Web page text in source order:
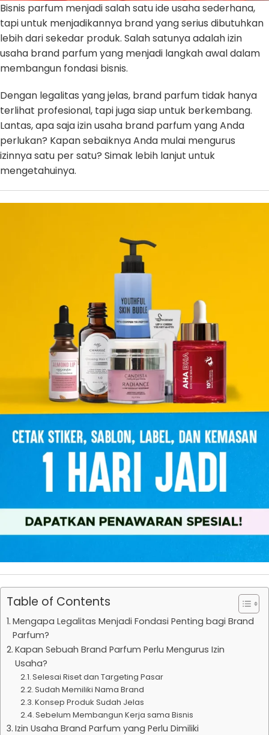
Bisnis parfum menjadi salah satu ide usaha sederhana,
tapi untuk menjadikannya brand yang serius dibutuhkan
lebih dari sekedar produk. Salah satunya adalah izin
usaha brand parfum yang menjadi langkah awal dalam
membangun fondasi bisnis.
Dengan legalitas yang jelas, brand parfum tidak hanya
terlihat profesional, tapi juga siap untuk berkembang.
Lantas, apa saja izin usaha brand parfum yang Anda
perlukan? Kapan sebaiknya Anda mulai mengurus
izinnya satu per satu? Simak lebih lanjut untuk
mengetahuinya.
Table of Contents
Mengapa Legalitas Menjadi Fondasi Penting bagi Brand
Parfum?
Kapan Sebuah Brand Parfum Perlu Mengurus Izin
Usaha?
Selesai Riset dan Targeting Pasar
Sudah Memiliki Nama Brand
Konsep Produk Sudah Jelas
Sebelum Membangun Kerja sama Bisnis
Izin Usaha Brand Parfum yang Perlu Dimiliki